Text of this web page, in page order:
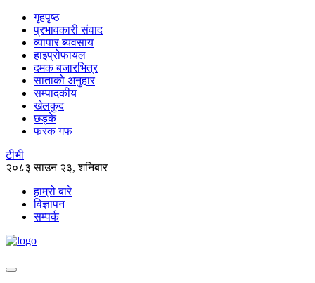
गृहपृष्ठ
प्रभावकारी संवाद
व्यापार ब्यवसाय
हाइप्रोफायल
दमक बजारभित्र
साताको अनुहार
सम्पादकीय
खेलकुद
छड्के
फरक गफ
टीभी
२०८३ साउन २३, शनिबार
हाम्रो बारे
विज्ञापन
सम्पर्क